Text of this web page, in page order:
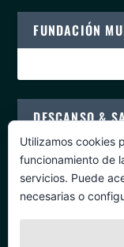
FUNDACIÓN
DESCANSO &
PROGRAMAS
Utilizamos cookies
funcionamiento de
servicios. Puede
necesarias o